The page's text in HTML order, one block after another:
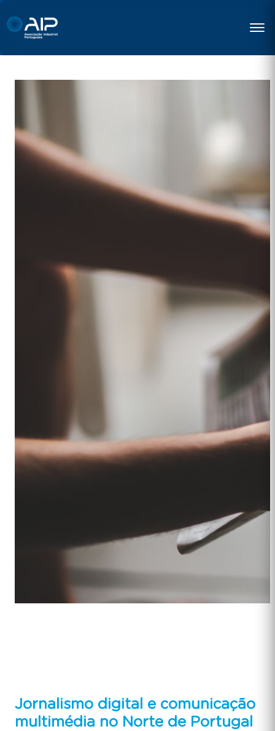
Jornalismo digital e comunicação
multimédia no Norte de Portugal